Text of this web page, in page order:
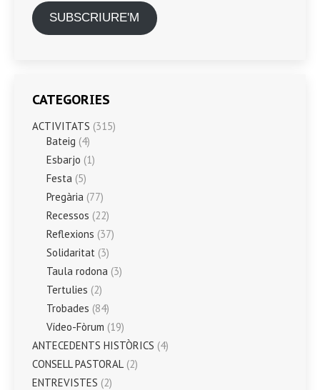
SUBSCRIURE'M
CATEGORIES
ACTIVITATS (315)
Bateig (4)
Esbarjo (1)
Festa (5)
Pregària (77)
Recessos (22)
Reflexions (37)
Solidaritat (3)
Taula rodona (3)
Tertulies (2)
Trobades (84)
Vídeo-Fòrum (19)
ANTECEDENTS HISTÒRICS (4)
CONSELL PASTORAL (2)
ENTREVISTES (2)